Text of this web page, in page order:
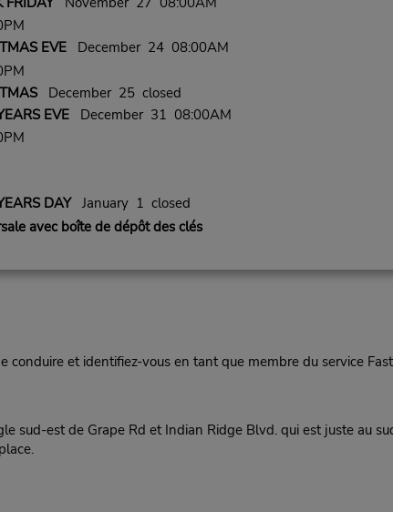
EVEDecember 24 08:00AM
December 25 closed
EVEDecember 31 08:00AM
DAYJanuary 1 closed
avec boîte de dépôt des clés
et identifiez-vous en tant que membre du service
sud-est de Grape Rd et Indian Ridge Blvd. qui est juste au